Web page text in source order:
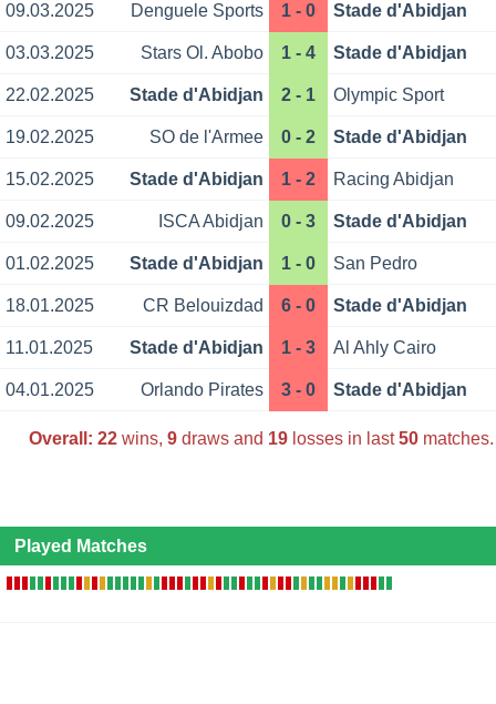
09.03.2025 Denguele Sports 1 - 0 Stade d'Abidjan
03.03.2025 Stars Ol. Abobo 1 - 4 Stade d'Abidjan
22.02.2025 Stade d'Abidjan 2 - 1 Olympic Sport
19.02.2025 SO de l'Armee 0 - 2 Stade d'Abidjan
15.02.2025 Stade d'Abidjan 1 - 2 Racing Abidjan
09.02.2025 ISCA Abidjan 0 - 3 Stade d'Abidjan
01.02.2025 Stade d'Abidjan 1 - 0 San Pedro
18.01.2025 CR Belouizdad 6 - 0 Stade d'Abidjan
11.01.2025 Stade d'Abidjan 1 - 3 Al Ahly Cairo
04.01.2025 Orlando Pirates 3 - 0 Stade d'Abidjan
Overall: 22wins, 9draws and 19losses in last50matches.
Played Matches